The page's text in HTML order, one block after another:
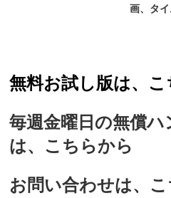
画、タイ
無料お試し版は、こ
毎週金曜日の無償
は、こちらから
お問い合わせは、